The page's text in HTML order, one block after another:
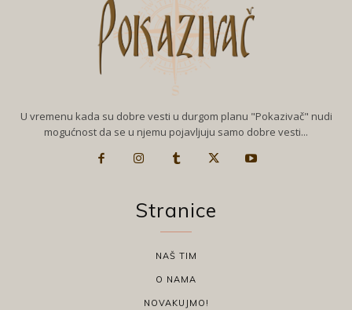
U vremenu kada su dobre vesti u durgom planu "Pokazivač" nudi
mogućnost da se u njemu pojavljuju samo dobre vesti...
Stranice
NAŠ TIM
O NAMA
NOVAKUJMO!